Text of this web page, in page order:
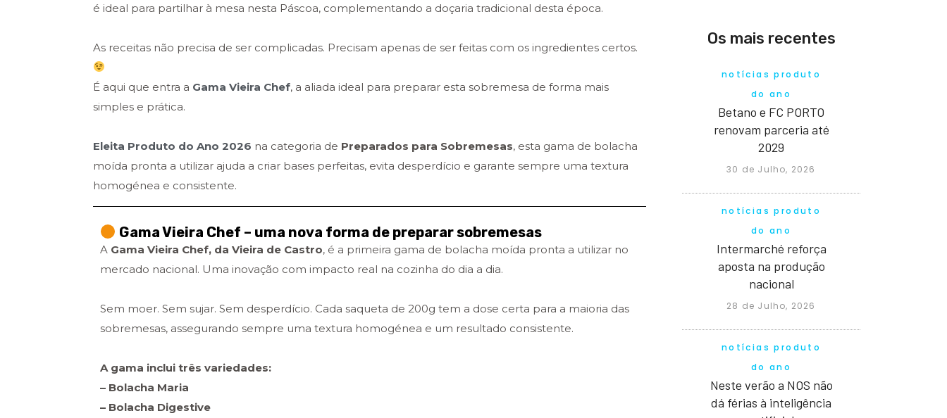
é ideal para partilhar à mesa nesta Páscoa, complementando a doçaria tradicional desta época.
As receitas não precisa de ser complicadas. Precisam apenas de ser feitas com os ingredientes certos.
É aqui que entra a Gama Vieira Chef, a aliada ideal para preparar esta sobremesa de forma mais
simples e prática.
Eleita Produto do Ano 2026 na categoria de Preparados para Sobremesas, esta gama de bolacha
moída pronta a utilizar ajuda a criar bases perfeitas, evita desperdício e garante sempre uma textura
homogénea e consistente.
Gama Vieira Chef – uma nova forma de preparar sobremesas
A Gama Vieira Chef, da Vieira de Castro, é a primeira gama de bolacha moída pronta a utilizar no
mercado nacional. Uma inovação com impacto real na cozinha do dia a dia.
Sem moer. Sem sujar. Sem desperdício. Cada saqueta de 200g tem a dose certa para a maioria das
sobremesas, assegurando sempre uma textura homogénea e um resultado consistente.
A gama inclui três variedades:
– Bolacha Maria
– Bolacha Digestive
Os mais recentes
notícias produto
do ano
Betano e FC PORTO
renovam parceria até
2029
30 de Julho, 2026
notícias produto
do ano
Intermarché reforça
aposta na produção
nacional
28 de Julho, 2026
notícias produto
do ano
Neste verão a NOS não
dá férias à inteligência